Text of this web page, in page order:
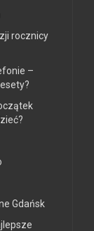
rocznicy
–
Gdańsk